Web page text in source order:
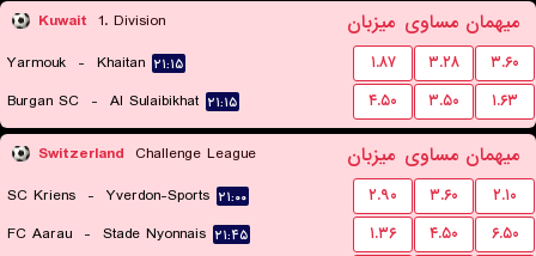
Kuwait 1. Division میزبان مساوی میهمان
Yarmouk - Khaitan ۲۱:۱۵ ۱.۸۷ ۳.۲۸
۳.۶۰
Burgan SC - Al Sulaibikhat ۲۱:۱۵ ۴.۵۰ ۳.۵۰ ۱.۶۳
Switzerland Challenge League میزبان مساوی میهمان
SC Kriens - Yverdon-Sports ۲۱:۰۰ ۲.۹۰ ۳.۶۰
۲.۱۰
FC Aarau - Stade Nyonnais ۲۱:۴۵ ۱.۳۶ ۴.۵۰
۶.۵۰